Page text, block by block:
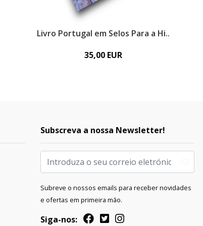
Livro Portugal em Selos Para a Hi..
35,00 EUR
Subscreva a nossa Newsletter!
Subreve o nossos emails para receber novidades
e ofertas em primeira mão.
Siga-nos: